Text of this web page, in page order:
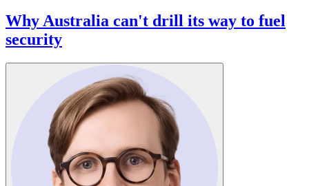
Why Australia can't drill its way to fuel
security​​​​‌ ‍ ​‍​‍‌‍ ‌ ​‍‌‍‍‌‌‍‌ ‌‍‍‌‌‍ ‍​‍​‍​ ‍‍​‍​‍‌ ​ ‌‍​‌‌‍ ‍‌‍‍‌‌ ‌​‌ ‍‌​‍ ‍‌‍‍‌‌‍ ​‍​‍​‍ ​​‍​‍‌‍‍​‌ ​‍‌‍‌‌‌‍‌‍​‍​‍​ ‍‍​‍​‍‌‍‍​‌ ‌​‌ ‌​‌ ​​​ ‍‍​‍ ​‍ ‌‍ ​‌‍ ‌‍​ ‌‍​‌‌‍ ​‌‍‍​‌‍ ‌ ​ ‌ ‌​​ ‍‍​ ​ ​ ​ ​ ​ ​ ​ ​‍ ‌‍‍‌‌‍ ‍‌ ‌​‌‍‌‌‌‍ ‍‌ ‌​​‍ ‌‍‌‌‌‍‌​‌‍‍‌‌ ‌​​‍ ‌‍ ‌‌‍ ‌‍‌​‌‍‌‌​ ‌‌ ​​‌ ​‍‌‍‌‌‌ ​ ‌‍‌‌‌‍ ‍‌ ‌​‌‍​‌‌ ‌​‌‍‍‌‌‍ ‌‍ ‍​ ‍ ‌‍‍‌‌‍‌​​ ‌​ ​​​ ​‍​ ‌‌‌‍​‍‌‍‌‍‌‍​‌​ ‍‌​ ​‍​‍ ‌‌‍‌​​ ‍‌‌‍​‍​ ‌‍​‍ ‌​ ‌​‌‍‌‌​ ‌​‌‍‌​​‍ ‌‌‍​‌​ ​‍‌‍​‍‌‍​‍​‍ ‌‌‍​‍​ ​​​ ​‌​ ‌​‌‍​ ​ ​‍​ ​ ​ ​‍​ ​‍‌‍‌‍‌‍‌​​ ‌‍​ ‍ ‌ ‌​‌ ‍‌‌ ​​‌‍‌‌​ ‌‌‍ ‍‌‍‌‌‌ ‌ ‌ ​ ​ ‍ ‌ ​​‌‍​‌‌ ‌​‌‍‍​​ ‌‌ ‌​‌‍‍‌‌ ‌​‌‍ ​‌‍‌‌​ ‌‍​‍‌‍​‌‌ ​ ‌‍‌‌‌‌‌‌‌ ​‍‌‍ ​​ ‌‌‍‍​‌ ‌​‌ ‌​‌ ​​​‍‌‌​ ​ ‌​​‌​‍‌‌​ ​‍‌​‌‍​‍‌‌​ ​‍‌​‌‍‌‍ ​‌‍ ‌‍​ ‌‍​‌‌‍ ​‌‍‍​‌‍ ‌ ​ ‌ ‌​​‍‌‌​ ​ ‌​​‌​ ​ ​ ​ ​ ​ ​ ​ ​‍‌‍‌‍‍‌‌‍‌​​ ‌​ ​​​ ​‍​ ‌‌‌‍​‍‌‍‌‍‌‍​‌​ ‍‌​ ​‍​‍ ‌‌‍‌​​ ‍‌‌‍​‍​ ‌‍​‍ ‌​ ‌​‌‍‌‌​ ‌​‌‍‌​​‍ ‌‌‍​‌​ ​‍‌‍​‍‌‍​‍​‍ ‌‌‍​‍​ ​​​ ​‌​ ‌​‌‍​ ​ ​‍​ ​ ​ ​‍​ ​‍‌‍‌‍‌‍‌​​ ‌‍​‍‌‍‌ ‌​‌ ‍‌‌ ​​‌‍‌‌​ ‌‌‍ ‍‌‍‌‌‌ ‌ ‌ ​ ​‍‌‍‌ ​​‌‍​‌‌ ‌​‌‍‍​​ ‌‌ ‌​‌‍‍‌‌ ‌​‌‍ ​‌‍‌‌​‍‌‍‌ ​​‌‍‌‌‌ ​‍‌ ​ ‌ ​​‌‍‌‌‌‍​ ‌ ‌​‌‍‍‌‌ ‌‍‌‍‌‌​ ‌‌ ​​‌ ‌‌‌‍​‍‌‍ ​‌‍‍‌‌ ​ ‌‍‍​‌‍‌‌‌‍‌​​‍​‍‌ ‌